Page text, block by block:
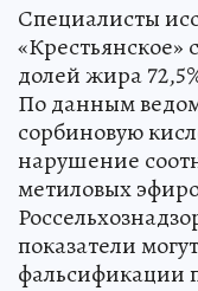
Специалисты
«Крестьянское»
долей жира
По данным
сорбиновую
нарушение
метиловых
показатели
фальсификации